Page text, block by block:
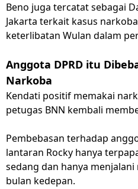
Beno juga tercatat sebagai
Jakarta terkait kasus
keterlibatan Wulan dalam
Anggota DPRD itu
Narkoba
Kendati positif memakai
petugas BNN kembali
Pembebasan terhadap
lantaran Rocky hanya
sedang dan hanya
bulan kedepan.